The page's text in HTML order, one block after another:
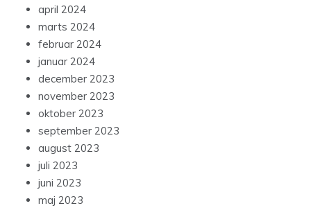
april 2024
marts 2024
februar 2024
januar 2024
december 2023
november 2023
oktober 2023
september 2023
august 2023
juli 2023
juni 2023
maj 2023